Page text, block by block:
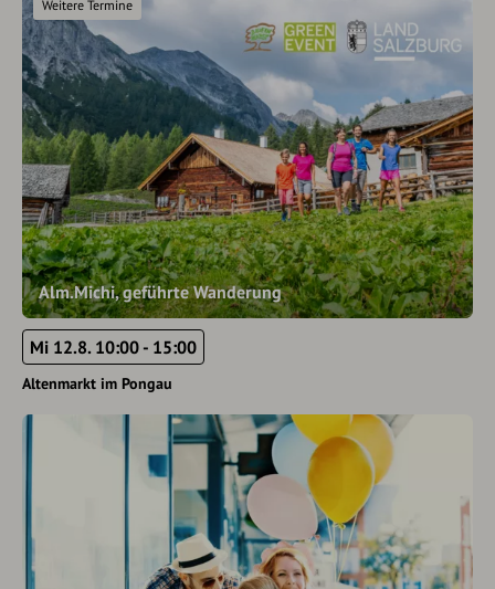
Alm.Michi, geführte Wanderung
Weitere Termine
Mi 12.8. 10:00 - 15:00
Altenmarkt im Pongau